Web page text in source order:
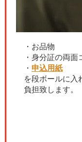
・お品物
・身分証の両
・ 申込用紙
を段ボールに入
負担致します。